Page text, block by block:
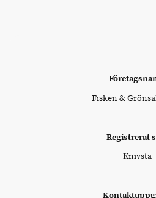
Fisken &
Registrerat
Knivsta